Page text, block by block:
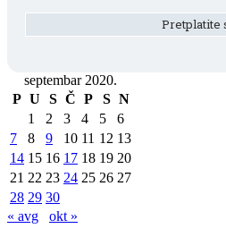
septembar 2020.
P U S Č P S N
1
2 3 4 5
6
7
8 9 10 11 12 13
14 15 16 17 18 19 20
21 22 23 24 25 26 27
28 29 30
« avg
okt »